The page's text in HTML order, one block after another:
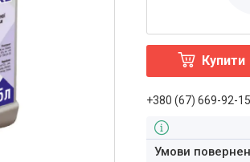
Купити
+380 (67) 669-92-15